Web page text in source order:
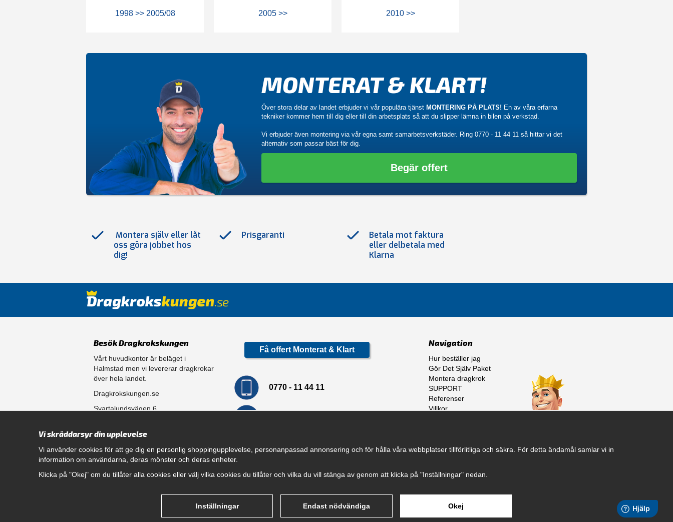
1998 >> 2005/08 2005 >> 2010 >>
MONTERAT & KLART!
Över stora delar av landet erbjuder vi vår populära tjänst MONTERING PÅ PLATS! En av våra erfarna
tekniker kommer hem till dig eller till din arbetsplats så att du slipper lämna in bilen på verkstad.
Vi erbjuder även montering via vår egna samt samarbetsverkstäder. Ring 0770 - 11 44 11 så hittar vi det
alternativ som passar bäst för dig.
Begär offert
Montera själv eller låt
oss göra jobbet hos
dig!
Prisgaranti
Betala mot faktura
eller delbetala med
Klarna
Besök Dragkrokskungen
Vårt huvudkontor är beläget i
Halmstad men vi levererar dragkrokar
över hela landet.
Dragkrokskungen.se
Svartalundsvägen 6
556861-0256
Öppettider
Hitta rätt dragkrok till din bil
Få offert Monterat & Klart
0770 - 11 44 11
Navigation
Hur beställer jag
Gör Det Själv Paket
Montera dragkrok
SUPPORT
Referenser
Villkor
Vi skräddarsyr din upplevelse
Vi använder cookies för att ge dig en personlig shoppingupplevelse, personanpassad annonsering och för hålla våra webbplatser tillförlitliga och säkra. För detta ändamål samlar vi in
information om användarna, deras mönster och deras enheter.
Klicka på "Okej" om du tillåter alla cookies eller välj vilka cookies du tillåter och vilka du vill stänga av genom att klicka på "Inställningar" nedan.
Inställningar Endast nödvändiga Okej